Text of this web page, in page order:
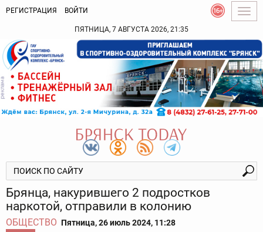
РЕГИСТРАЦИЯ ВОЙТИ
ПЯТНИЦА, 7 АВГУСТА 2026, 21:35
Брянца, накурившего 2 подростков
наркотой, отправили в колонию
ОБЩЕСТВО Пятница, 26 июль 2024, 11:28